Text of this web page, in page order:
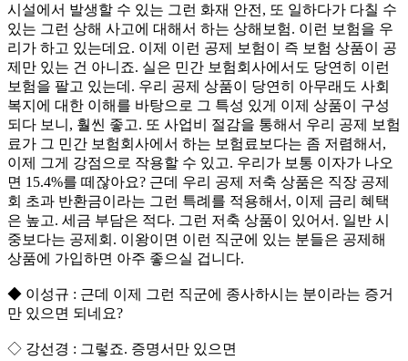
시설에서 발생할 수 있는 그런 화재 안전, 또 일하다가 다칠 수
있는 그런 상해 사고에 대해서 하는 상해보험. 이런 보험을 우
리가 하고 있는데요. 이제 이런 공제 보험이 즉 보험 상품이 공
제만 있는 건 아니죠. 실은 민간 보험회사에서도 당연히 이런
보험을 팔고 있는데. 우리 공제 상품이 당연히 아무래도 사회
복지에 대한 이해를 바탕으로 그 특성 있게 이제 상품이 구성
되다 보니, 훨씬 좋고. 또 사업비 절감을 통해서 우리 공제 보험
료가 그 민간 보험회사에서 하는 보험료보다는 좀 저렴해서,
이제 그게 강점으로 작용할 수 있고. 우리가 보통 이자가 나오
면 15.4%를 떼잖아요? 근데 우리 공제 저축 상품은 직장 공제
회 초과 반환금이라는 그런 특례를 적용해서, 이제 금리 혜택
은 높고. 세금 부담은 적다. 그런 저축 상품이 있어서. 일반 시
중보다는 공제회. 이왕이면 이런 직군에 있는 분들은 공제해
상품에 가입하면 아주 좋으실 겁니다.
◆ 이성규 : 근데 이제 그런 직군에 종사하시는 분이라는 증거
만 있으면 되네요?
◇ 강선경 : 그렇죠. 증명서만 있으면